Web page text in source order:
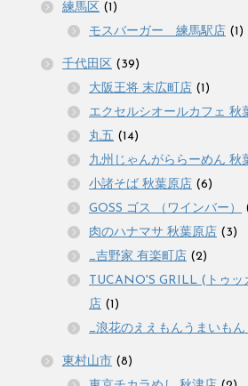
練馬区 (1)
モスバーガー 練馬駅店 (1)
千代田区 (39)
大阪王将 末広町店 (1)
エクセルシオールカフェ 秋
丸五 (14)
九州じゃんがららーめん 秋
小諸そば 秋葉原店 (6)
GOSS ゴス （ワインバー）
肉のハナマサ 秋葉原店 (3)
_吉野家 有楽町店 (2)
TUCANO'S GRILL (トゥッ
店 (1)
_浪花のええもんうまいも
東村山市 (8)